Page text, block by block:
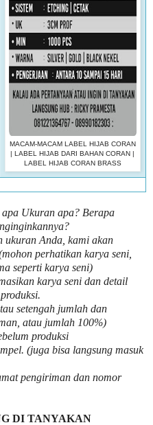
MACAM-MACAM LABEL HIJAB CORAN
| LABEL HIJAB DARI BAHAN CORAN |
LABEL HIJAB CORAN BRASS
Ukuran apa? Berapa
ukuran Anda, kami akan
perhatikan karya seni,
seperti karya seni)
karya seni dan detail
setengah jumlah dan
atau jumlah 100%)
produksi
(juga bisa langsung masuk
pengiriman dan nomor
DI TANYAKAN